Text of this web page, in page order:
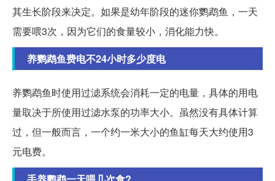
其生长阶段来决定。如果是幼年阶段的迷你鹦鹉鱼，一天
需要喂3次，因为它们的食量较小，消化能力快。
养鹦鹉鱼费电不24小时多少度电
养鹦鹉鱼时使用过滤系统会消耗一定的电量，具体的用电
量取决于所使用过滤水泵的功率大小。虽然没有具体计算
过，但一般而言，一个约一米大小的鱼缸每天大约使用3
元电费。